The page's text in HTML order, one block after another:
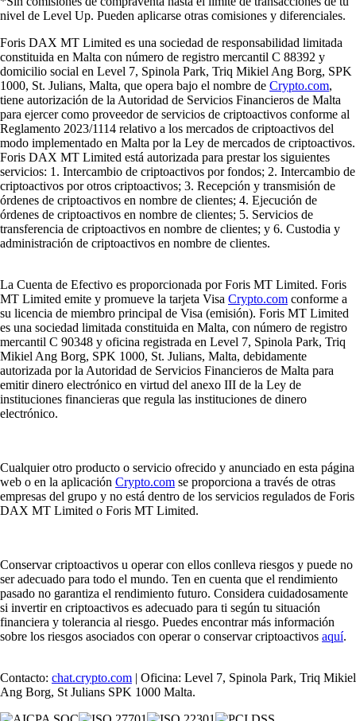
nivel de Level Up. Pueden aplicarse otras comisiones y diferenciales.
Foris DAX MT Limited es una sociedad de responsabilidad limitada
constituida en Malta con número de registro mercantil C 88392 y
domicilio social en Level 7, Spinola Park, Triq Mikiel Ang Borg, SPK
1000, St. Julians, Malta, que opera bajo el nombre de Crypto.com,
tiene autorización de la Autoridad de Servicios Financieros de Malta
para ejercer como proveedor de servicios de criptoactivos conforme al
Reglamento 2023/1114 relativo a los mercados de criptoactivos del
modo implementado en Malta por la Ley de mercados de criptoactivos.
Foris DAX MT Limited está autorizada para prestar los siguientes
servicios: 1. Intercambio de criptoactivos por fondos; 2. Intercambio de
criptoactivos por otros criptoactivos; 3. Recepción y transmisión de
órdenes de criptoactivos en nombre de clientes; 4. Ejecución de
órdenes de criptoactivos en nombre de clientes; 5. Servicios de
transferencia de criptoactivos en nombre de clientes; y 6. Custodia y
administración de criptoactivos en nombre de clientes.
La Cuenta de Efectivo es proporcionada por Foris MT Limited. Foris
MT Limited emite y promueve la tarjeta Visa Crypto.com conforme a
su licencia de miembro principal de Visa (emisión). Foris MT Limited
es una sociedad limitada constituida en Malta, con número de registro
mercantil C 90348 y oficina registrada en Level 7, Spinola Park, Triq
Mikiel Ang Borg, SPK 1000, St. Julians, Malta, debidamente
autorizada por la Autoridad de Servicios Financieros de Malta para
emitir dinero electrónico en virtud del anexo III de la Ley de
instituciones financieras que regula las instituciones de dinero
electrónico.
Cualquier otro producto o servicio ofrecido y anunciado en esta página
web o en la aplicación Crypto.com se proporciona a través de otras
empresas del grupo y no está dentro de los servicios regulados de Foris
DAX MT Limited o Foris MT Limited.
Conservar criptoactivos u operar con ellos conlleva riesgos y puede no
ser adecuado para todo el mundo. Ten en cuenta que el rendimiento
pasado no garantiza el rendimiento futuro. Considera cuidadosamente
si invertir en criptoactivos es adecuado para ti según tu situación
financiera y tolerancia al riesgo. Puedes encontrar más información
sobre los riesgos asociados con operar o conservar criptoactivos aquí.
Contacto: chat.crypto.com | Oficina: Level 7, Spinola Park, Triq Mikiel
Ang Borg, St Julians SPK 1000 Malta.